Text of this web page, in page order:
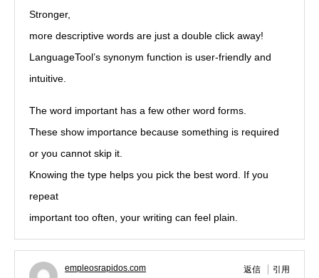
Stronger,
more descriptive words are just a double click away!
LanguageTool’s synonym function is user-friendly and
intuitive.
The word important has a few other word forms.
These show importance because something is required
or you cannot skip it.
Knowing the type helps you pick the best word. If you
repeat
important too often, your writing can feel plain.
empleosrapidos.com
返信 引用